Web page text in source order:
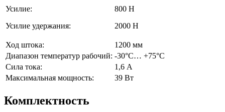
Усилие:
Усилие удержания:
800 H
2000 Н
Ход штока:
1200 мм
Диапазон температур рабочий: -30°С… +75°С
Сила тока:
1,6 А
Максимальная мощность:
39 Вт
Комплектность